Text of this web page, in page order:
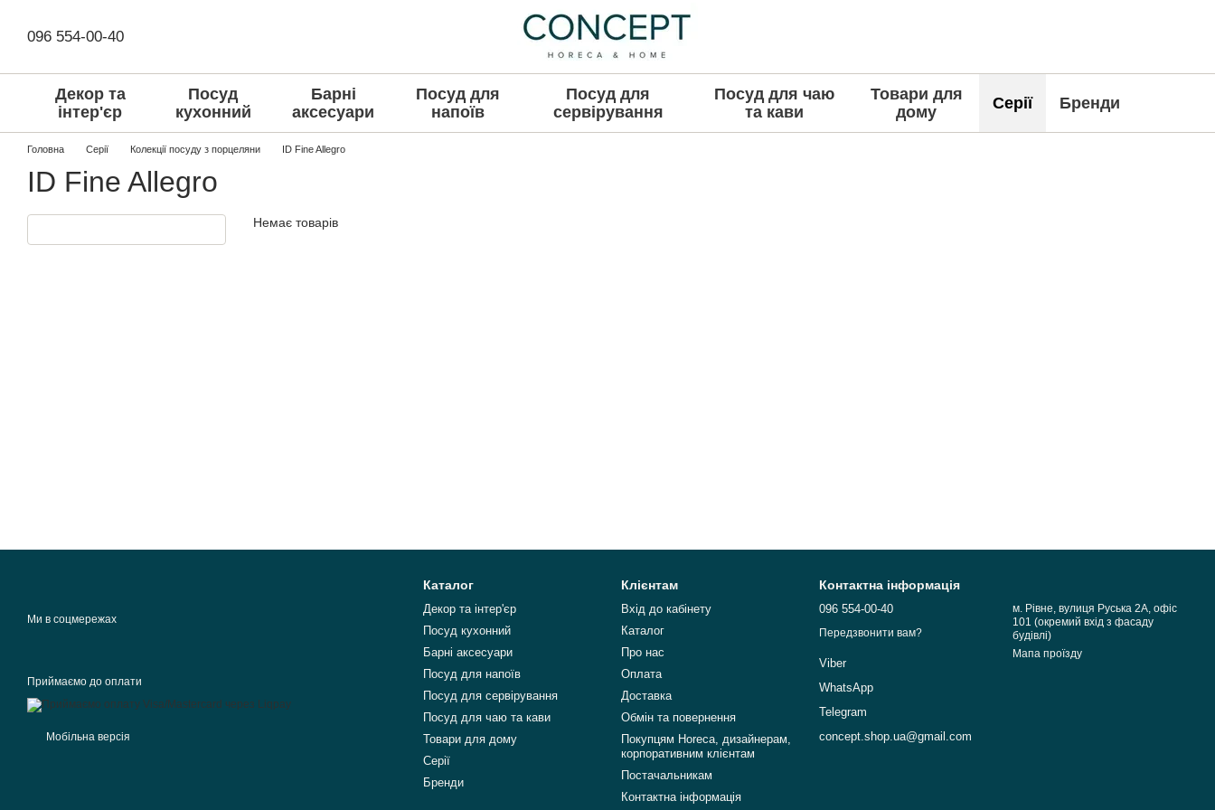
096 554-00-40
Декор та
інтер'єр
Посуд
кухонний
Барні
аксесуари
Посуд для
напоїв
Посуд для
сервірування
Посуд для чаю
та кави
Товари для
дому
Серії Бренди
Головна Серії Колекції посуду з порцеляни ID Fine Allegro
ID Fine Allegro
Немає товарів
Ми в соцмережах
Приймаємо до оплати
Мобільна версія
Каталог
Декор та інтер'єр
Посуд кухонний
Барні аксесуари
Посуд для напоїв
Посуд для сервірування
Посуд для чаю та кави
Товари для дому
Серії
Бренди
Клієнтам
Вхід до кабінету
Каталог
Про нас
Оплата
Доставка
Обмін та повернення
Покупцям Horeca, дизайнерам,
корпоративним клієнтам
Постачальникам
Контактна інформація
Контактна інформація
096 554-00-40
Передзвонити вам?
Viber
WhatsApp
Telegram
concept.shop.ua@gmail.com
м. Рівне, вулиця Руська 2А, офіс
101 (окремий вхід з фасаду
будівлі)
Мапа проїзду